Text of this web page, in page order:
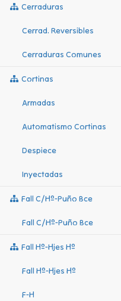
Cerraduras
Cerrad. Reversibles
Cerraduras Comunes
Cortinas
Armadas
Automatismo Cortinas
Despiece
Inyectadas
Fall C/hº-Puño Bce
Fall C/hº-Puño Bce
Fall Hº-Hjes Hº
Fall Hº-Hjes Hº
F-H